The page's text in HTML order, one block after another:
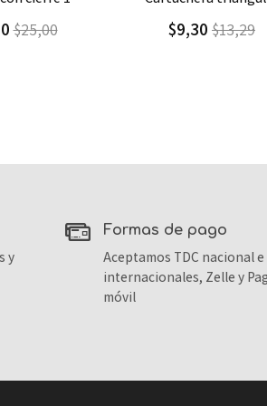
$13,29 $3,40 $8,50
y
formas de pago
Aceptamos TDC nacional e
internacionales, Zelle y
móvil